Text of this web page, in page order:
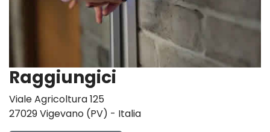
Raggiungici
Viale Agricoltura 125
27029 Vigevano (PV) - Italia